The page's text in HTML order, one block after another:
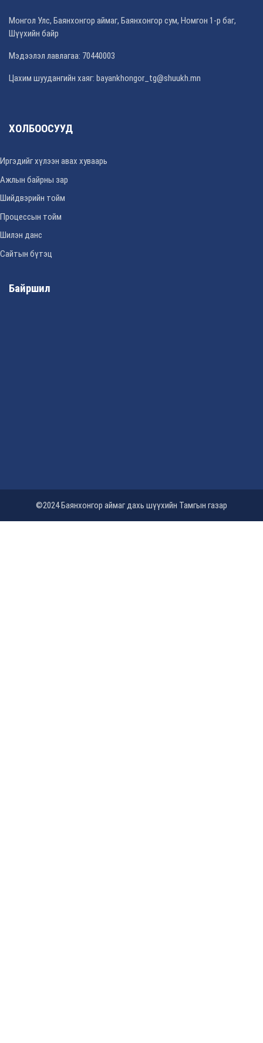
Монгол Улс, Баянхонгор аймаг, Баянхонгор сум, Номгон 1-р баг,
Шүүхийн байр
Мэдээлэл лавлагаа: 70440003
Цахим шуудангийн хаяг: bayankhongor_tg@shuukh.mn
ХОЛБООСУУД
Иргэдийг хүлээн авах хуваарь
Ажлын байрны зар
Шийдвэрийн тойм
Процессын тойм
Шилэн данс
Сайтын бүтэц
Байршил
©2024 Баянхонгор аймаг дахь шүүхийн Тамгын газар